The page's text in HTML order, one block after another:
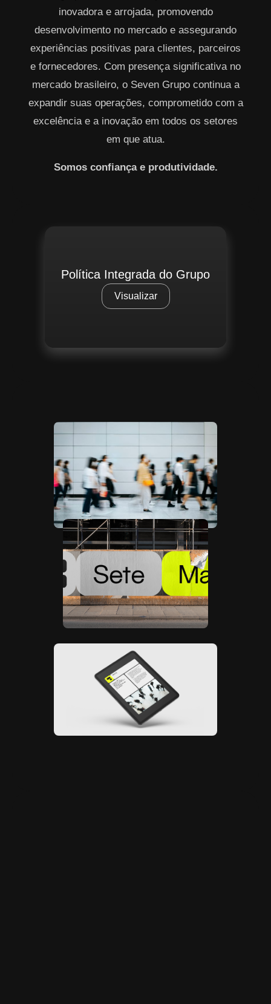
inovadora e arrojada, promovendo
desenvolvimento no mercado e assegurando
experiências positivas para clientes, parceiros
e fornecedores. Com presença significativa no
mercado brasileiro, o Seven Grupo continua a
expandir suas operações, comprometido com a
excelência e a inovação em todos os setores
em que atua.
Somos confiança e produtividade.
Política Integrada do Grupo
Visualizar